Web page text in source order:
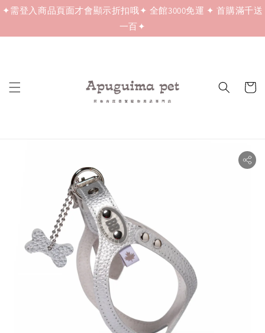
✦需登入商品頁面才會顯示折扣哦✦ 全館3000免運 ✦ 首購滿千送
一百✦